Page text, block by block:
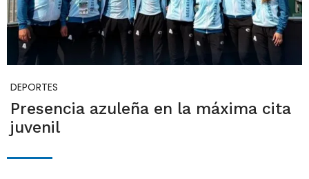
DEPORTES
Presencia azuleña en la máxima cita
juvenil